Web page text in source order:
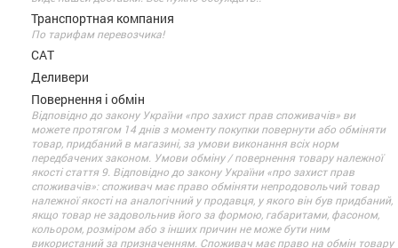
Транспортная компания
По тарифам перевозчика!
САТ
Деливери
Повернення і обмін
Відповідно до закону України «про захист прав споживачів» ви
можете протягом 14 днів з моменту покупки повернути або обміняти
товар, придбаний в магазині, за умови виконання всіх норм
передбачених законом. Умови обміну / повернення товару належної
якості стаття 9. Відповідно до закону України «про захист прав
споживачів»: споживач має право обміняти непродовольчий товар
належної якості на аналогічний у продавця, у якого він був придбаний,
якщо товар не задовольнив його за формою, габаритами, фасоном,
кольором, розміром або з інших причин не може бути ним
використаний за призначенням. Споживач має право на обмін товару